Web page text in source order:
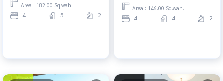
Area : 182.00 Sq.wah.
4 5 2
Area : 146.00 Sq.wah.
4 4 2